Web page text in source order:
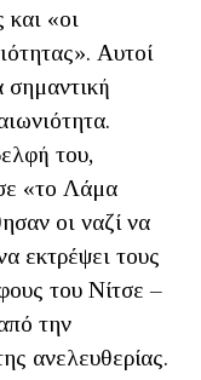
«οι
Αυτοί
σημαντική
του,
«το Λάμα
οι ναζί να
εκτρέψει τους
του Νίτσε –
την
ανελευθερίας.